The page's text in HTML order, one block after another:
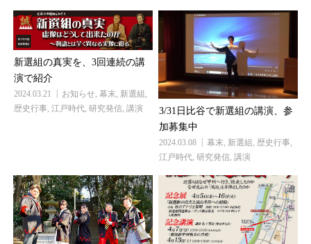
新選組の真実を、3回連続の講
演で紹介
2024.03.21 お知らせ, 幕末, 新選組 ,
歴史行事, 江戸時代, 研究発信, 講演
3/31日比谷で新選組の講演、参
加募集中
2024.03.08 幕末, 新選組 , 歴史行事,
江戸時代, 研究発信, 講演